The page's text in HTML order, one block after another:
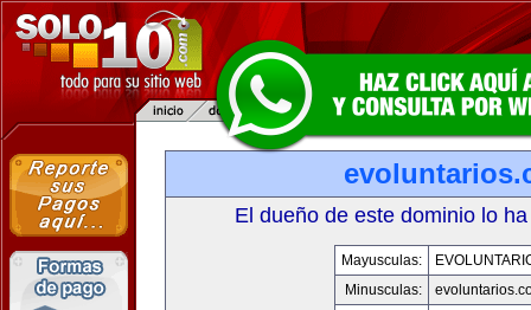
El dueño de este dominio lo
Mayusculas:
Minusculas: